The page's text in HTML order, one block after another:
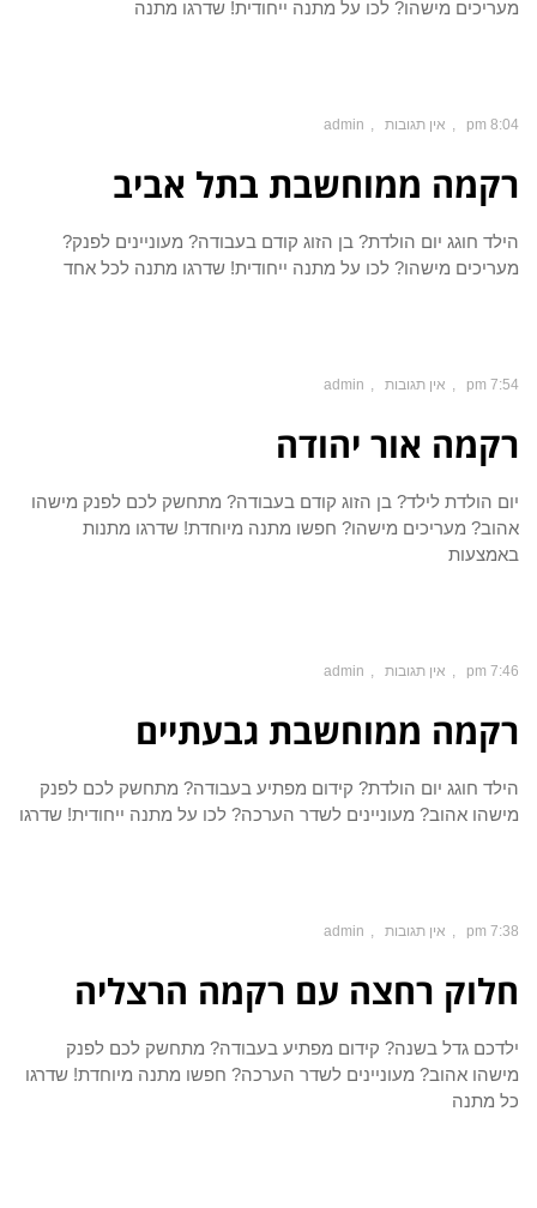
מעריכים מישהו? לכו על מתנה ייחודית! שדרגו מתנה
8:04 pm אין תגובות admin
רקמה ממוחשבת בתל אביב
הילד חוגג יום הולדת? בן הזוג קודם בעבודה? מעוניינים לפנק?
מעריכים מישהו? לכו על מתנה ייחודית! שדרגו מתנה לכל אחד
7:54 pm אין תגובות admin
רקמה אור יהודה
יום הולדת לילד? בן הזוג קודם בעבודה? מתחשק לכם לפנק מישהו
אהוב? מעריכים מישהו? חפשו מתנה מיוחדת! שדרגו מתנות
באמצעות
7:46 pm אין תגובות admin
רקמה ממוחשבת גבעתיים
הילד חוגג יום הולדת? קידום מפתיע בעבודה? מתחשק לכם לפנק
מישהו אהוב? מעוניינים לשדר הערכה? לכו על מתנה ייחודית! שדרגו
7:38 pm אין תגובות admin
חלוק רחצה עם רקמה הרצליה
ילדכם גדל בשנה? קידום מפתיע בעבודה? מתחשק לכם לפנק
מישהו אהוב? מעוניינים לשדר הערכה? חפשו מתנה מיוחדת! שדרגו
כל מתנה